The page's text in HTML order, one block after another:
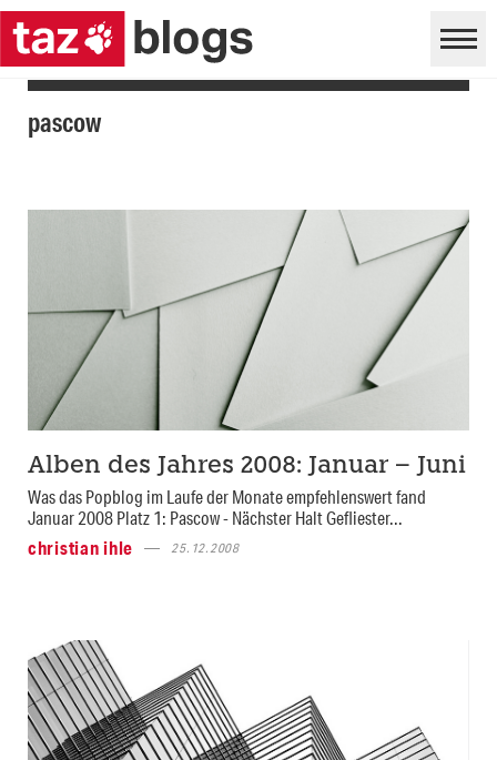
pascow
Alben des Jahres 2008: Januar – Juni
Was das Popblog im Laufe der Monate empfehlenswert fand
Januar 2008 Platz 1: Pascow - Nächster Halt Gefliester...
christian ihle
25.12.2008